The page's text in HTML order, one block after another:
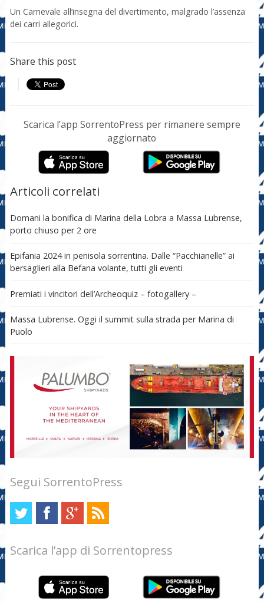
Un Carnevale all’insegna del divertimento, malgrado l’assenza
dei carri allegorici.
Share this post
Scarica l’app SorrentoPress per rimanere sempre
aggiornato
Articoli correlati
Domani la bonifica di Marina della Lobra a Massa Lubrense,
porto chiuso per 2 ore
Epifania 2024 in penisola sorrentina. Dalle “Pacchianelle” ai
bersaglieri alla Befana volante, tutti gli eventi
Premiati i vincitori dell’Archeoquiz – fotogallery –
Massa Lubrense. Oggi il summit sulla strada per Marina di
Puolo
Segui SorrentoPress
Scarica l’app di Sorrentopress